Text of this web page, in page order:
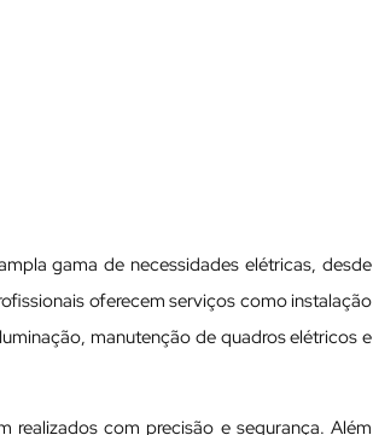
gama de necessidades elétricas, desde
oferecem serviços como instalação
manutenção de quadros elétricos e
com precisão e segurança. Além